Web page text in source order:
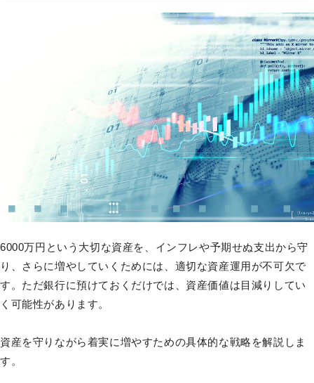
6000万円という大切な資産を、インフレや予期せぬ支出から守
り、さらに増やしていくためには、適切な資産運用が不可欠で
す。ただ銀行に預けておくだけでは、資産価値は目減りしてい
く可能性があります。
資産を守りながら着実に増やすための具体的な戦略を解説しま
す。